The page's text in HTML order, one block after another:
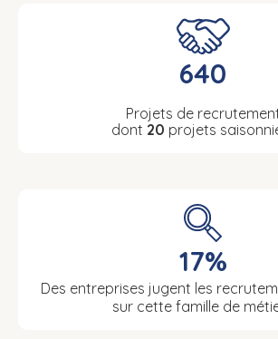
640
Projets de
dont 20 projets
17%
Des entreprises jugent les
sur cette famille de